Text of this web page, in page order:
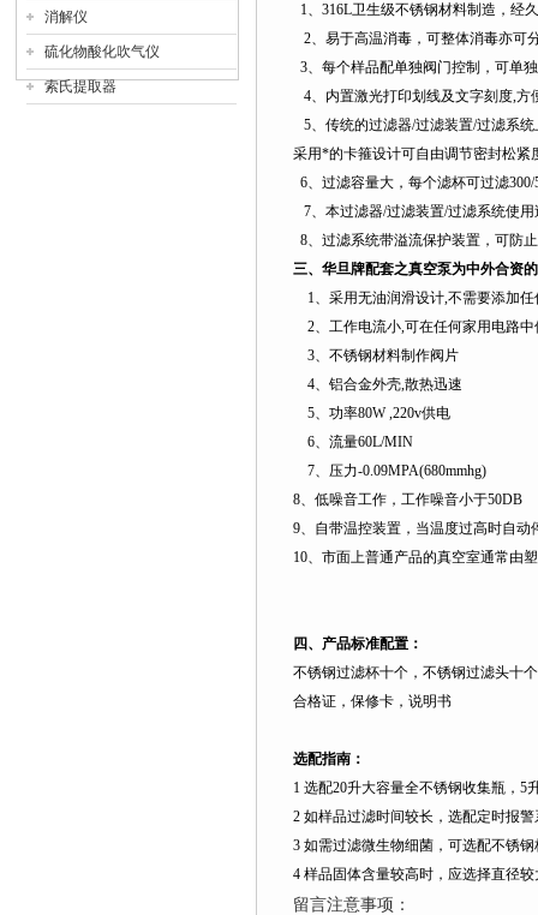
消解仪
硫化物酸化吹气仪
索氏提取器
1、 316L卫生级不锈钢材料制造，经
2、易于高温消毒，可整体消毒亦可
3、每个样品配单独阀门控制，可单
4、内置激光打印划线及文字刻度,方
5、传统的过滤器/过滤装置/过滤系
采用*的卡箍设计可自由调节密封松
6、过滤容量大，每个滤杯可过滤300/
7、本过滤器/过滤装置/过滤系统使用
8、过滤系统带溢流保护装置，可防
三、华旦牌配套之真空泵为中外合资
1、采用无油润滑设计,不需要添加任
2、工作电流小,可在任何家用电路中
3、不锈钢材料制作阀片
4、铝合金外壳,散热迅速
5、功率80W ,220v供电
6、流量60L/MIN
7、压力-0.09MPA(680mmhg)
8、低噪音工作，工作噪音小于50DB
9、自带温控装置，当温度过高时自
10、市面上普通产品的真空室通常由
四、产品标准配置：
不锈钢过滤杯十个，不锈钢过滤头十
合格证，保修卡，说明书
选配指南：
1 选配20升大容量全不锈钢收集瓶， 5
2 如样品过滤时间较长，选配定时报
3 如需过滤微生物细菌，可选配不锈
4 样品固体含量较高时，应选择直径
留言注意事项：